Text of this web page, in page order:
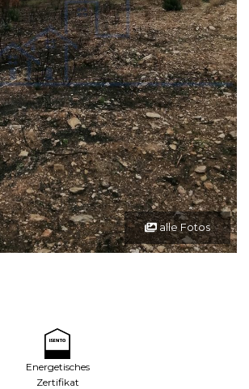
alle Fotos
Energetisches
Zertifikat